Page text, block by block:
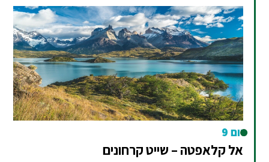
יום 9
אל קלאפטה – שייט קרחונים